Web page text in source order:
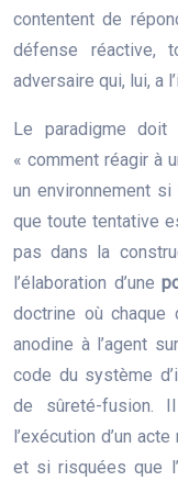
contentent de
défense réactive,
adversaire qui, lui, a
Le paradigme doit
« comment réagir à
un environnement
que toute tentative
pas dans la
l’élaboration d’une
doctrine où
anodine à l’agent
code du système
de sûreté-fusion.
l’exécution d’un
et si risquées que